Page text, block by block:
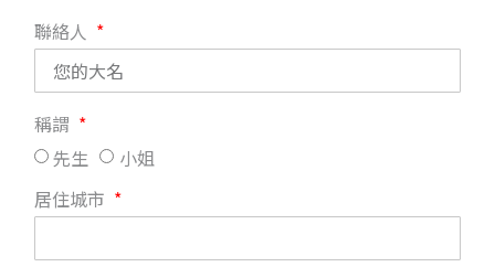
聯絡人
稱謂
先生
小姐
居住城市